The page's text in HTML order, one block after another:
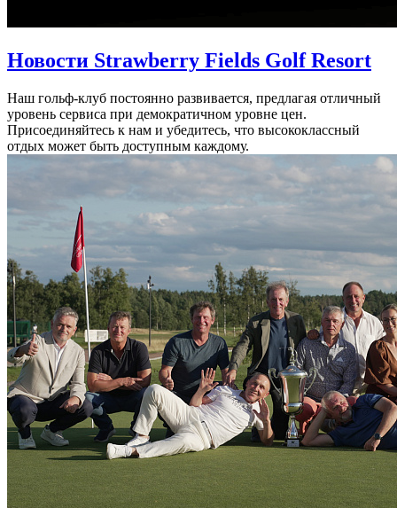
Новости Strawberry Fields Golf Resort
Наш гольф-клуб постоянно развивается, предлагая отличный
уровень сервиса при демократичном уровне цен.
Присоединяйтесь к нам и убедитесь, что высококлассный
отдых может быть доступным каждому.